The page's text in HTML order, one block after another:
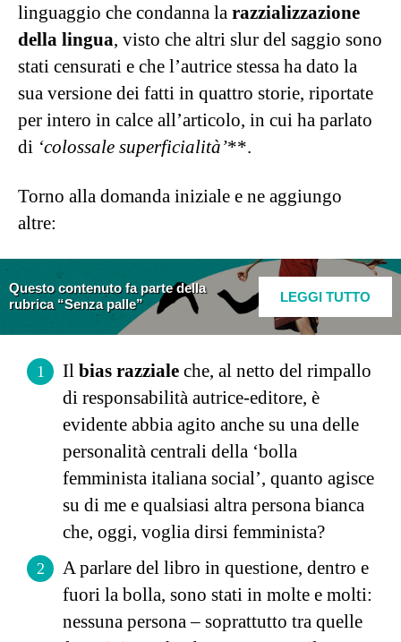
linguaggio che condanna la razzializzazione
della lingua, visto che altri slur del saggio sono
stati censurati e che l’autrice stessa ha dato la
sua versione dei fatti in quattro storie, riportate
per intero in calce all’articolo, in cui ha parlato
di ‘colossale superficialità’**.
Torno alla domanda iniziale e ne aggiungo
altre:
Questo contenuto fa parte della
rubrica “Senza palle”
LEGGI TUTTO
Il bias razziale che, al netto del rimpallo
di responsabilità autrice-editore, è
evidente abbia agito anche su una delle
personalità centrali della ‘bolla
femminista italiana social’, quanto agisce
su di me e qualsiasi altra persona bianca
che, oggi, voglia dirsi femminista?
A parlare del libro in questione, dentro e
fuori la bolla, sono stati in molte e molti:
nessuna persona – soprattutto tra quelle